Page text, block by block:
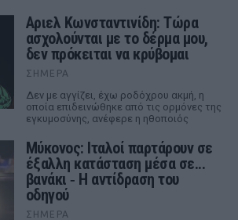
Αριελ Κωνσταντινίδη: Τώρα
ασχολούνται με το δέρμα μου,
δεν πρόκειται να κρύβομαι
ΣΉΜΕΡΑ
Δεν με αγγίζει, έχω ροδόχρου ακμή, η
οποία επιδεινώθηκε από τις ορμόνες της
εγκυμοσύνης, ανέφερε η ηθοποιός
Μύκονος: Ιταλοί παρτάρουν σε
έξαλλη κατάσταση μέσα σε...
βανάκι ‑ Η αντίδραση του
οδηγού
ΣΉΜΕΡΑ